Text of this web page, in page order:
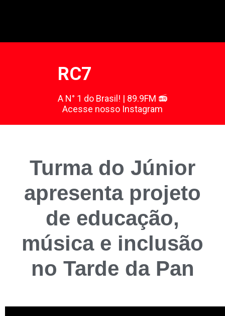
RC7
A N° 1 do Brasil! | 89.9FM 📻
Acesse nosso Instagram
Turma do Júnior
apresenta projeto
de educação,
música e inclusão
no Tarde da Pan